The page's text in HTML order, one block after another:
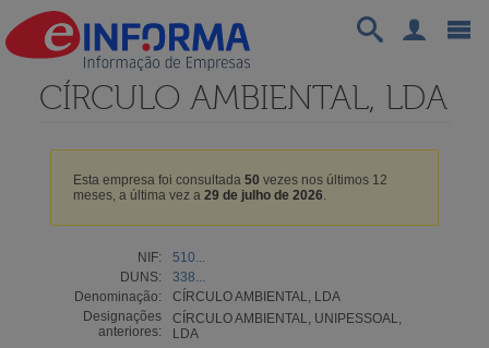
CÍRCULO AMBIENTAL, LDA
Esta empresa foi consultada 50 vezes nos últimos 12
meses, a última vez a 29 de julho de 2026.
NIF:
510...
DUNS:
338...
Denominação:
CÍRCULO AMBIENTAL, LDA
Designações
anteriores:
CÍRCULO AMBIENTAL, UNIPESSOAL,
LDA